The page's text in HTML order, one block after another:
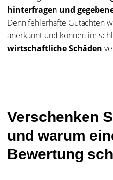
hinterfragen und
Denn fehlerhafte Gutachten
anerkannt und können im
wirtschaftliche Schäden
Verschenken
und warum
Bewertung